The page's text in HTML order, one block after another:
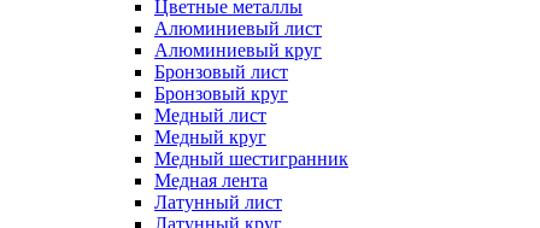
Цветные металлы
Алюминиевый лист
Алюминиевый круг
Бронзовый лист
Бронзовый круг
Медный лист
Медный круг
Медный шестигранник
Медная лента
Латунный лист
Латунный круг